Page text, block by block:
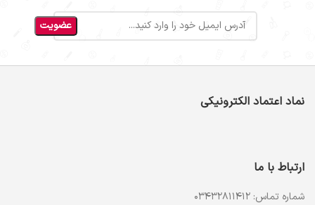
نماد اعتماد الکترونیکی
ارتباط با ما
شماره تماس: 03432811412